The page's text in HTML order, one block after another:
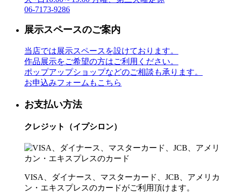
06-7173-9286
展示スペースのご案内
当店では展示スペースを設けております。
作品展示をご希望の方はご利用ください。
ポップアップショップなどのご相談も承ります。
お申込みフォームもこちら
お支払い方法
クレジット（イプシロン）
VISA、ダイナース、マスターカード、JCB、アメリカ
ン・エキスプレスのカードがご利用頂けます。